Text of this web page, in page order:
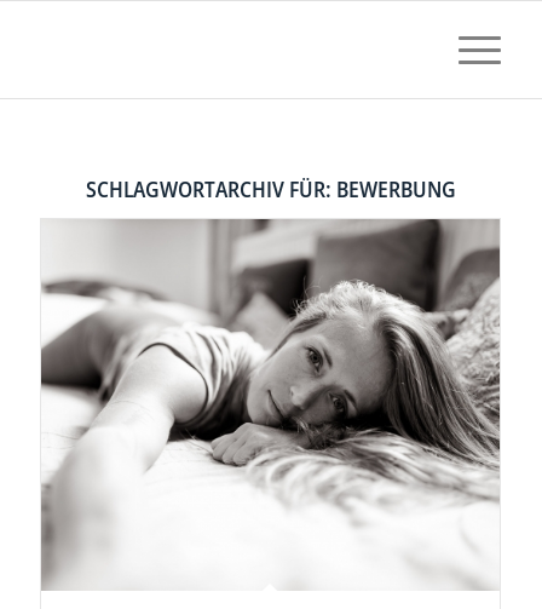
SCHLAGWORTARCHIV FÜR: BEWERBUNG